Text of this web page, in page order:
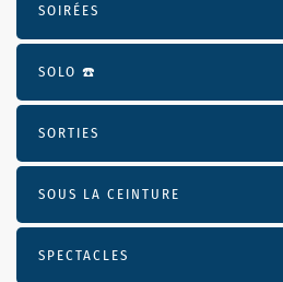
SOIRÉES
SOLO ☎️
SORTIES
SOUS LA CEINTURE
SPECTACLES